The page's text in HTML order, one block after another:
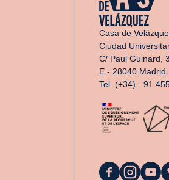
Casa de
Ciudad
C/ Paul Guinard, 3
E - 28040 Madrid
Tel. (+34) - 91
La La La